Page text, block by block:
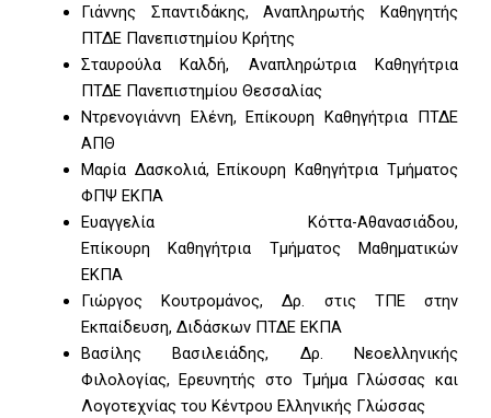
Γιάννης Σπαντιδάκης, Αναπληρωτής Καθηγητής
ΠΤΔΕ Πανεπιστημίου Κρήτης
Σταυρούλα Καλδή, Αναπληρώτρια Καθηγήτρια
ΠΤΔΕ Πανεπιστημίου Θεσσαλίας
Ντρενογιάννη Ελένη, Επίκουρη Καθηγήτρια ΠΤΔΕ
ΑΠΘ
Μαρία Δασκολιά, Επίκουρη Καθηγήτρια Τμήματος
ΦΠΨ ΕΚΠΑ
Ευαγγελία Κόττα-Αθανασιάδου,
Επίκουρη Καθηγήτρια Τμήματος Μαθηματικών
ΕΚΠΑ
Γιώργος Κουτρομάνος, Δρ. στις ΤΠΕ στην
Εκπαίδευση, Διδάσκων ΠΤΔΕ ΕΚΠΑ
Βασίλης Βασιλειάδης, Δρ. Νεοελληνικής
Φιλολογίας, Ερευνητής στο Τμήμα Γλώσσας και
Λογοτεχνίας του Κέντρου Ελληνικής Γλώσσας